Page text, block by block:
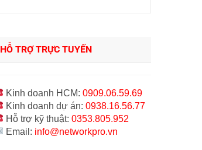
HỖ TRỢ TRỰC TUYẾN
Kinh doanh HCM:0909.06.59.69
Kinh doanh dự án:0938.16.56.77
Hỗ trợ kỹ thuật:0353.805.952
Email: info@networkpro.vn